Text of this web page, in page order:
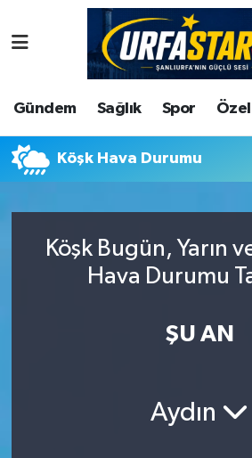
Gündem Sağlık Spor
Köşk Hava Durumu
Köşk Bugün, Yarın
Hava Durumu
ŞU AN
Aydın
ASAYİS
ÇEVRE
DUNYA
Ekonomi
Şanlıurfa Nöbetçi Eczaneler
Şanlıurfa Hava Durumu
Şanlıurfa Namaz Vakitleri
Süper Lig Puan Durumu ve
Son Dakika Haberleri